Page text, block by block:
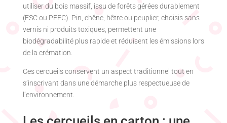
utiliser du bois massif, issu de forêts gérées durablement
(FSC ou PEFC). Pin, chêne, hêtre ou peuplier, choisis sans
vernis ni produits toxiques, permettent une
biodégradabilité plus rapide et réduisent les émissions lors
de la crémation.
Ces cercueils conservent un aspect traditionnel tout en
s’inscrivant dans une démarche plus respectueuse de
l’environnement.